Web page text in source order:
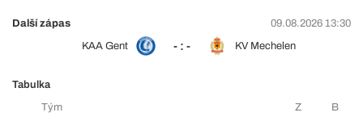
Další zápas
09.08.2026 13:30
KAA Gent
- : - KV Mechelen
Tabulka
Tým
Z B